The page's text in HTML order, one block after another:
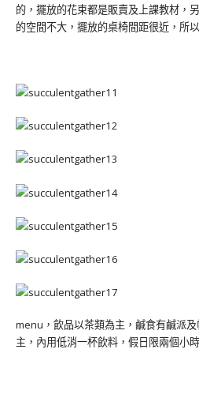
的，擺放的花束都是販賣及上課教材，
的空間不大，擺放的桌椅間距很近，所
menu，飲品以茶類為主，鹹食有鹹派
主，內用低消一杯飲料，假日限兩個小